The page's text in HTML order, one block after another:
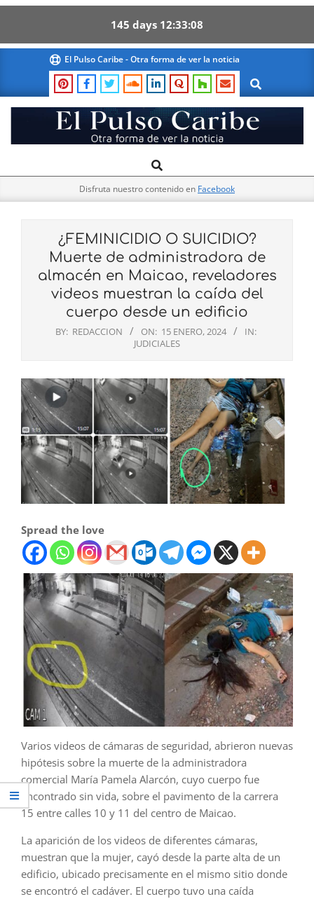
145 days 12 33 07
content
El Pulso Caribe - Otra forma de ver la noticia
Search
El
Pulso
Navigation
Search
Disfruta nuestro contenido en Facebook
¿FEMINICIDIO O SUICIDIO?
Muerte de administradora de
almacén en Maicao, reveladores
videos muestran la caída del
cuerpo desde un edificio
BY: REDACCION ON: 15 ENERO, 2024
IN:
JUDICIALES
Spread the love
Varios videos de cámaras de seguridad, abrieron nuevas
hipótesis sobre la muerte de la administradora
comercial María Pamela Alarcón, cuyo cuerpo fue
encontrado sin vida, sobre el pavimento de la carrera
15 entre calles 10 y 11 del centro de Maicao.
La aparición de los videos de diferentes cámaras,
muestran que la mujer, cayó desde la parte alta de un
edificio, ubicado precisamente en el mismo sitio donde
se encontró el cadáver. El cuerpo tuvo una caída